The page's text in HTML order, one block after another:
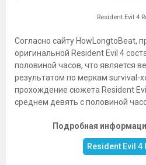
Resident Evil 4
Согласно сайту HowLongtoBeat,
оригинальной Resident Evil 4
половиной часов, что является
результатом по меркам survival-
прохождение сюжета Resident
среднем девять с половиной
Подробная
Resident Evil 4